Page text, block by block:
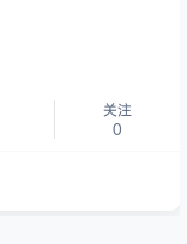
关注
0